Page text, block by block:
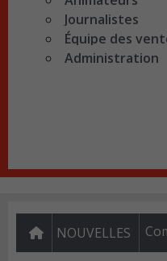
Journalistes
Équipe des
Administration
NOUVELLES